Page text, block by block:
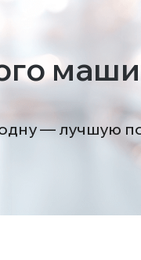
— лучшую